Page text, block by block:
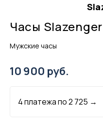
Часы
Мужские часы
10 900 руб.
4 платежа по2 725 →